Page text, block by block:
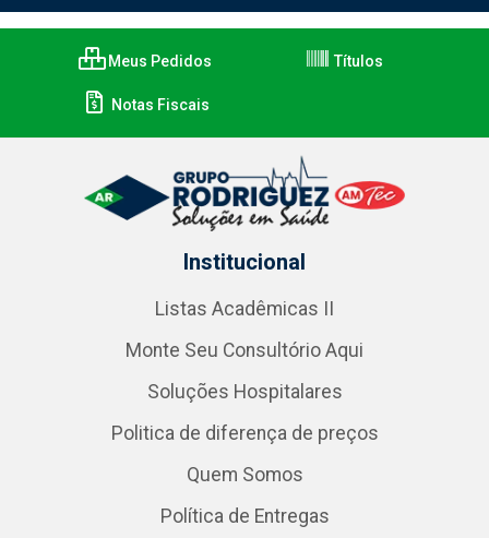
Meus Pedidos Títulos
Notas Fiscais
Institucional
Listas Acadêmicas II
Monte Seu Consultório Aqui
Soluções Hospitalares
Politica de diferença de preços
Quem Somos
Política de Entregas